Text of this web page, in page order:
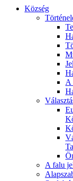
Község
A
A falu